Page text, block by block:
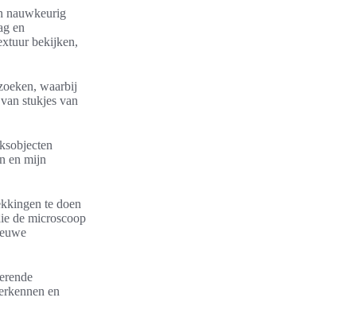
nauwkeurig
en
bekijken,
waarbij
stukjes van
en mijn
te doen
de microscoop
en